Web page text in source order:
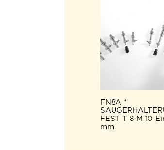
FN8A *
FEST T 8 M 10
mm